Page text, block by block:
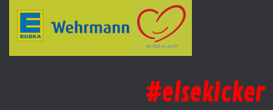
#elsekicker